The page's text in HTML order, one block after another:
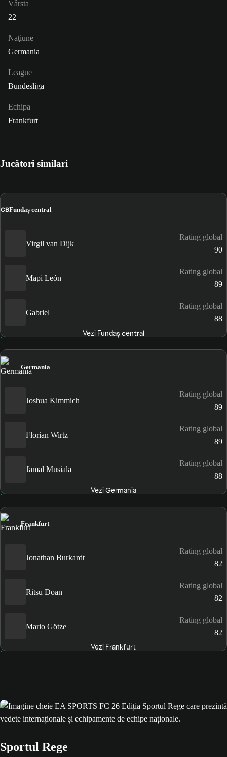
Vârsta
22
Naţiune
Germania
League
Bundesliga
Echipa
Frankfurt
Jucători similari
CBFundaș central
Virgil van Dijk
Rating global
90
Mapi León
Rating global
89
Gabriel
Rating global
88
Vezi Fundaș central
Germania
Joshua Kimmich
Rating global
89
Florian Wirtz
Rating global
89
Jamal Musiala
Rating global
88
Vezi Germania
Frankfurt
Jonathan Burkardt
Rating global
82
Ritsu Doan
Rating global
82
Mario Götze
Rating global
82
Vezi Frankfurt
Sportul Rege